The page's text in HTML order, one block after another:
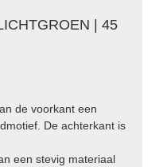
| 45
de voorkant een
De achterkant is
een stevig materiaal